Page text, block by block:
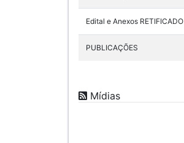
Edital e Anexos RETIFICADO
PUBLICAÇÕES
Mídias